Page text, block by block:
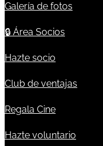
Galería de fotos
🔒 Área Socios
Hazte socio
Club de ventajas
Regala Cine
Hazte voluntario